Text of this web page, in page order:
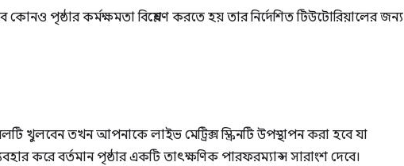
পৃষ্ঠার কর্মক্ষমতা বিশ্লেষণ করতে হয় তার নির্দেশিত টিউটোরিয়ালের জন্য
খুলবেন তখন আপনাকে লাইভ মেট্রিক্স স্ক্রিনটি উপস্থাপন করা হবে যা
করে বর্তমান পৃষ্ঠার একটি তাৎক্ষণিক পারফরম্যান্স সারাংশ দেবে।